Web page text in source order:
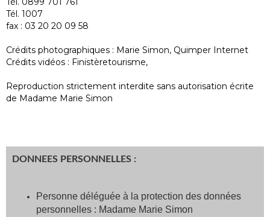
Tél. 1007
fax : 03 20 20 09 58
Crédits photographiques : Marie Simon, Quimper Internet
Crédits vidéos : Finistèretourisme,
Reproduction strictement interdite sans autorisation écrite
de Madame Marie Simon
DONNEES PERSONNELLES :
Personne déléguée à la protection des données
personnelles : Madame Marie Simon